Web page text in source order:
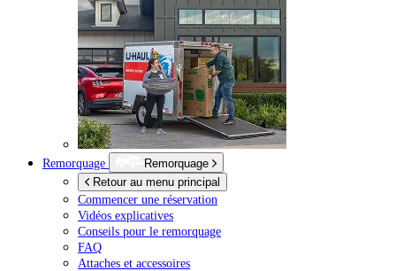
Remorquage
Remorquage
Retour au menu principal
Commencer une réservation
Vidéos explicatives
Conseils pour le remorquage
FAQ
Attaches et accessoires